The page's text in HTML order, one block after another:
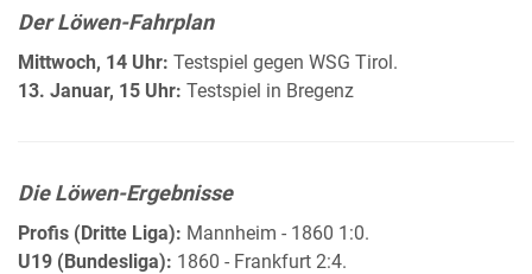
Der Löwen-Fahrplan
Mittwoch, 14 Uhr: Testspiel gegen WSG Tirol.
13. Januar, 15 Uhr: Testspiel in Bregenz
Die Löwen-Ergebnisse
Profis (Dritte Liga): Mannheim - 1860 1:0.
U19 (Bundesliga): 1860 - Frankfurt 2:4.